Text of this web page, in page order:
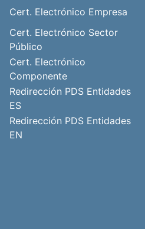
Cert. Electrónico Empresa
Cert. Electrónico Sector
Público
Cert. Electrónico
Componente
Redirección PDS Entidades
ES
Redirección PDS Entidades
EN